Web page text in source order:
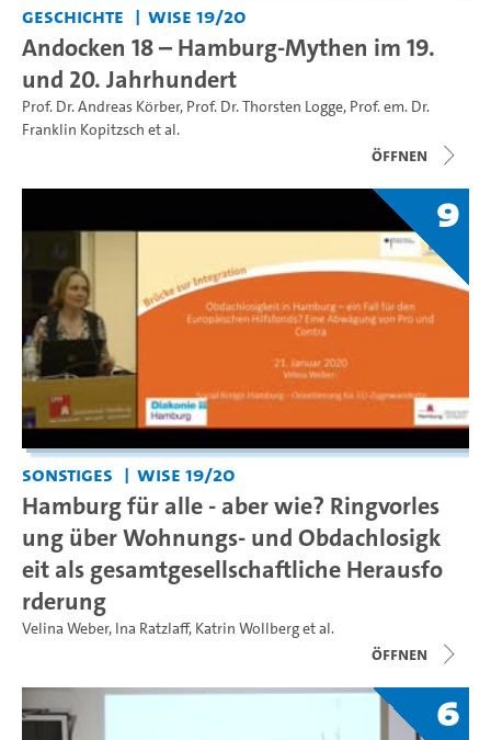
Geschichte WiSe 19/20
Andocken 18 – Hamburg-Mythen im 19.
und 20. Jahrhundert
Prof. Dr. Andreas Körber, Prof. Dr. Thorsten Logge, Prof. em. Dr.
Franklin Kopitzsch et al.
Öffnen
9
Sonstiges WiSe 19/20
Hamburg für alle - aber wie? Ringvorles
ung über Wohnungs- und Obdachlosigk
eit als gesamtgesellschaftliche Herausfo
rderung
Velina Weber, Ina Ratzlaff, Katrin Wollberget al.
Öffnen
6